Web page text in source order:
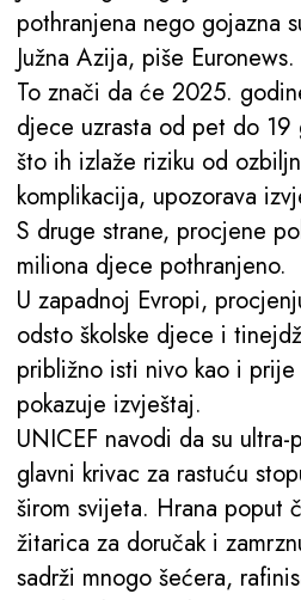
pothranjena nego gojazna
Južna Azija, piše Euronews.
To znači da će 2025.
djece uzrasta od pet do
što ih izlaže riziku od
komplikacija, upozorava
S druge strane, procjene
miliona djece pothranjeno.
U zapadnoj Evropi,
odsto školske djece i
približno isti nivo kao i
pokazuje izvještaj.
UNICEF navodi da su
glavni krivac za rastuću
širom svijeta. Hrana poput
žitarica za doručak i
sadrži mnogo šećera,